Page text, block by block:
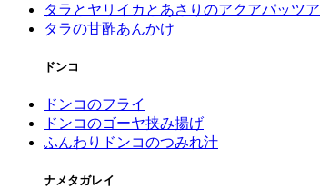
タラとヤリイカとあさりのアクアパッツア
タラの甘酢あんかけ
ドンコ
ドンコのフライ
ドンコのゴーヤ挟み揚げ
ふんわりドンコのつみれ汁
ナメタガレイ